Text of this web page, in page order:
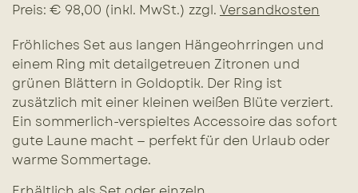
Preis: € 98,00 (inkl. MwSt.) zzgl. Versandkosten
Fröhliches Set aus langen Hängeohrringen und
einem Ring mit detailgetreuen Zitronen und
grünen Blättern in Goldoptik. Der Ring ist
zusätzlich mit einer kleinen weißen Blüte verziert.
Ein sommerlich-verspieltes Accessoire das sofort
gute Laune macht — perfekt für den Urlaub oder
warme Sommertage.